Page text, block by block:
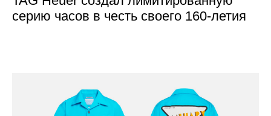
серию часов в честь своего 160-летия